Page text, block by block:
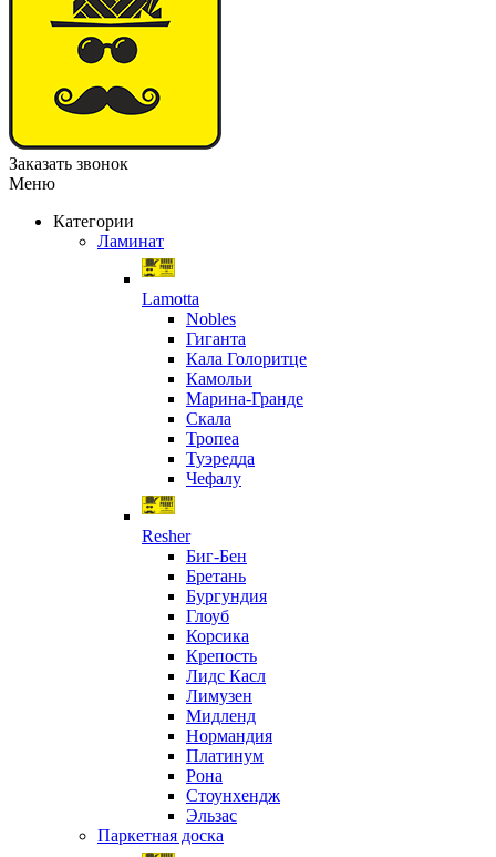
Заказать звонок
Меню
Категории
Ламинат
Lamotta
Nobles
Гиганта
Кала Голоритце
Камольи
Марина-Гранде
Скала
Тропеа
Туэредда
Чефалу
Resher
Биг-Бен
Бретань
Бургундия
Глоуб
Корсика
Крепость
Лидс Касл
Лимузен
Мидленд
Нормандия
Платинум
Рона
Стоунхендж
Эльзас
Паркетная доска